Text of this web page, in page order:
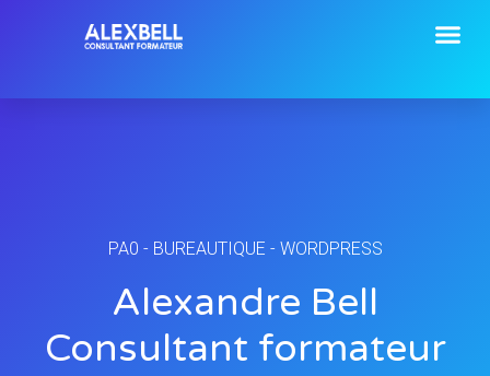
PA0 - BUREAUTIQUE - WORDPRESS
Alexandre Bell
Consultant formateur